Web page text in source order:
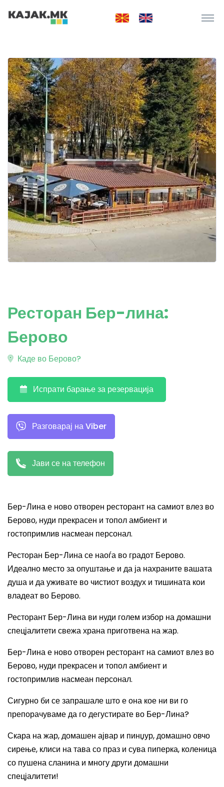
Ресторан Бер-лина:
Берово
Каде во Берово?
Испрати барање за резервација
Разговарај на Viber
Јави се на телефон
Бер-Лина е ново отворен ресторант на самиот влез во
Берово, нуди прекрасен и топол амбиент и
гостопримлив насмеан персонал.
Ресторан Бер-Линасе наоѓа во градот Берово.
Идеално место за опуштање и да ја нахраните вашата
душа и да уживате во чистиот воздух и тишината кои
владеат во Берово.
Ресторант Бер-Лина ви нуди голем избор на домашни
спецјалитети свежа храна приготвена на жар.
Бер-Лина е ново отворен ресторант на самиот влез во
Берово, нуди прекрасен и топол амбиент и
гостопримлив насмеан персонал.
Сигурно би се запрашале што е она кое ни ви го
препорачуваме да го дегустирате во Бер-Лина?
Скара на жар, домашен ајвар и пинџур, домашно овчо
сирење, клиси на тава со праз и сува пиперка, коленица
со пушена сланина и многу други домашни
спецјалитети!